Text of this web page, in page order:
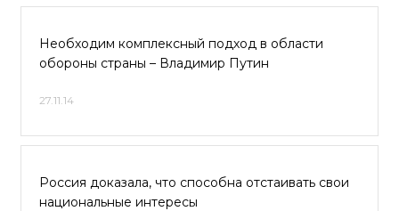
Необходим комплексный подход в области
обороны страны – Владимир Путин
27.11.14
Россия доказала, что способна отстаивать свои
национальные интересы